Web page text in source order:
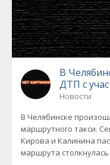
В
ДТП с
Новости
В Челябинске
маршрутного такси.
Кирова и Калинина
маршрута столкнулась